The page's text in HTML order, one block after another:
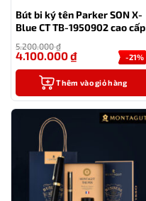
Bút bi ký tên Parker SON X-
Blue CT TB-1950902 cao cấp
5.200.000₫
-21%
4.100.000₫
Thêm vào giỏ hàng